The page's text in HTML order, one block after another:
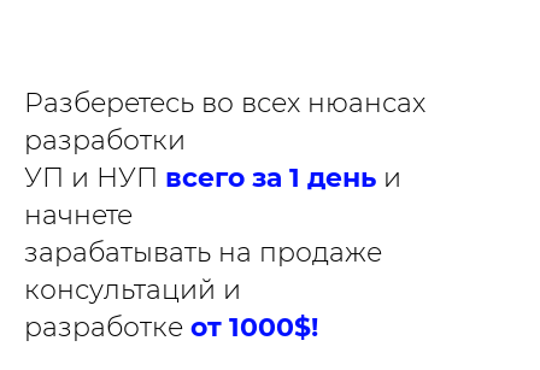
Разберетесь во всех нюансах
разработки
УП и НУП всего за 1 день и
начнете
зарабатывать на продаже
консультаций и
разработке от 1000$!